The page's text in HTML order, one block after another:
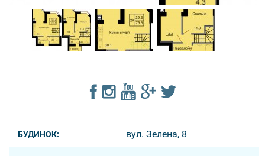
БУДИНОК: вул. Зелена, 8